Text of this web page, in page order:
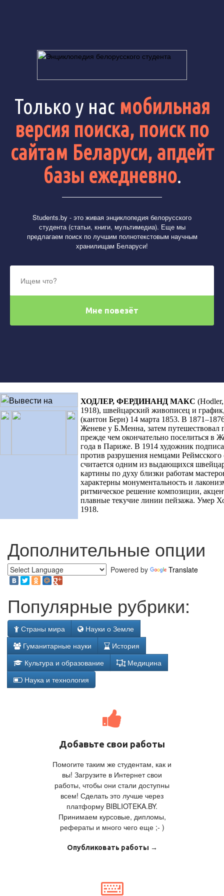
Только у нас мобильная
версия поиска, поиск по
сайтам Беларуси, апдейт
базы ежедневно.
Students.by - это живая энциклопедия белорусского
студента (статьи, книги, мультимедиа). Еще мы
предлагаем поиск по лучшим полнотекстовым научным
хранилищам Беларуси!
ХОДЛЕР, ФЕРДИНАНД МАКС (
1918), швейцарский живописец и
(кантон Берн) 14 марта 1853. В
Женеве у Б.Менна, затем путешествовал
прежде чем окончательно поселиться в
года в Париже. В 1914 художник
против разрушения немцами Реймсского
считается одним из выдающихся
картины по духу близки работам
характерны монументальность и
ритмическое решение композиции,
плавные текучие линии пейзажа. Умер
1918.
Дополнительные опции
Powered by Translate
Популярные рубрики:
Страны мира
Науки о Земле
Гуманитарные науки
История
Культура и образование
Медицина
Наука и технология
Добавьте свои работы
Помогите таким же студентам, как и
вы! Загрузите в Интернет свои
работы, чтобы они стали доступны
всем! Сделать это лучше через
платформу BIBLIOTEKA.BY.
Принимаем курсовые, дипломы,
рефераты и много чего еще ;- )
Опубликовать работы →